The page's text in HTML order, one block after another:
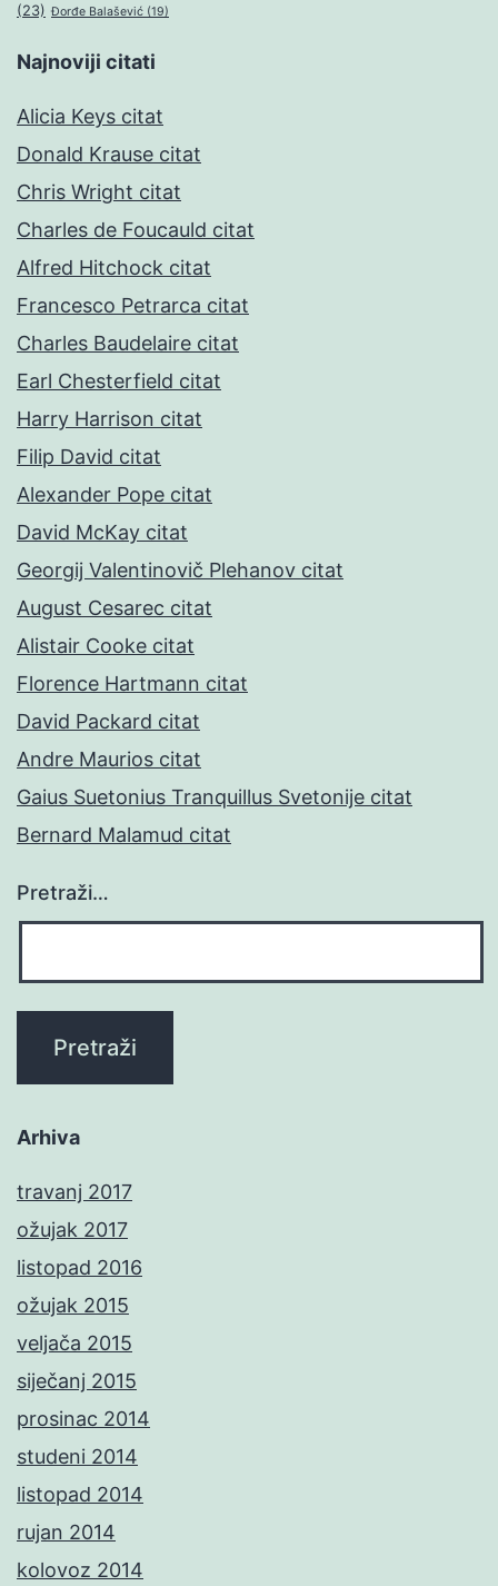
(23) Đorđe Balašević (19)
Najnoviji citati
Alicia Keys citat
Donald Krause citat
Chris Wright citat
Charles de Foucauld citat
Alfred Hitchock citat
Francesco Petrarca citat
Charles Baudelaire citat
Earl Chesterfield citat
Harry Harrison citat
Filip David citat
Alexander Pope citat
David McKay citat
Georgij Valentinovič Plehanov citat
August Cesarec citat
Alistair Cooke citat
Florence Hartmann citat
David Packard citat
Andre Maurios citat
Gaius Suetonius Tranquillus Svetonije citat
Bernard Malamud citat
Pretraži…
Arhiva
travanj 2017
ožujak 2017
listopad 2016
ožujak 2015
veljača 2015
siječanj 2015
prosinac 2014
studeni 2014
listopad 2014
rujan 2014
kolovoz 2014